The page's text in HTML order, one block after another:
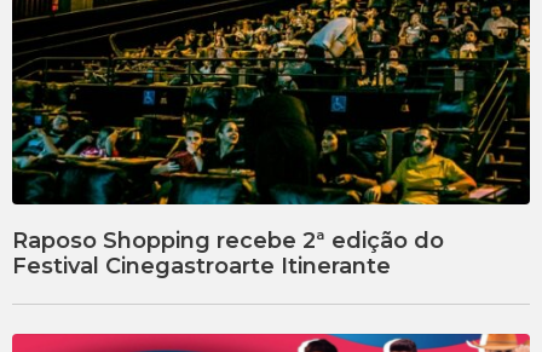
Raposo Shopping recebe 2ª edição do
Festival Cinegastroarte Itinerante